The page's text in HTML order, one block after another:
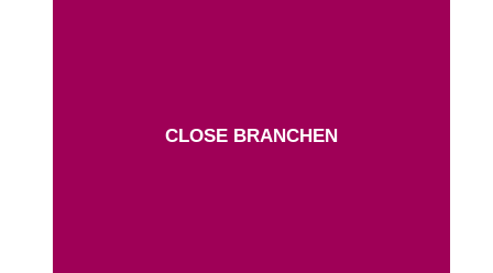
CLOSE BRANCHEN